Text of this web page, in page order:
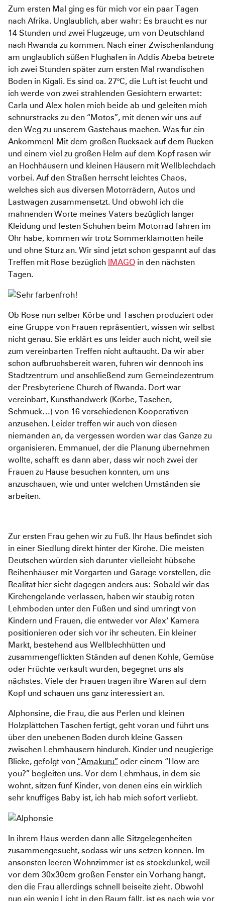
Pediatric Emergency Fund
Abgeschlossene Projekte
Transparenz
Jahresbericht
Partnerschaften
Zum ersten Mal ging es für mich vor ein paar Tagen
nach Afrika. Unglaublich, aber wahr: Es braucht es nur
14 Stunden und zwei Flugzeuge, um von Deutschland
nach Rwanda zu kommen. Nach einer Zwischenlandung
am unglaublich süßen Flughafen in Addis Abeba betrete
ich zwei Stunden später zum ersten Mal rwandischen
Boden in Kigali. Es sind ca. 27°C, die Luft ist feucht und
ich werde von zwei strahlenden Gesichtern erwartet:
Carla und Alex holen mich beide ab und geleiten mich
schnurstracks zu den “Motos”, mit denen wir uns auf
den Weg zu unserem Gästehaus machen. Was für ein
Ankommen! Mit dem großen Rucksack auf dem Rücken
und einem viel zu großen Helm auf dem Kopf rasen wir
an Hochhäusern und kleinen Häusern mit Wellblechdach
vorbei. Auf den Straßen herrscht leichtes Chaos,
welches sich aus diversen Motorrädern, Autos und
Lastwagen zusammensetzt. Und obwohl ich die
mahnenden Worte meines Vaters bezüglich langer
Kleidung und festen Schuhen beim Motorrad fahren im
Ohr habe, kommen wir trotz Sommerklamotten heile
und ohne Sturz an. Wir sind jetzt schon gespannt auf das
Treffen mit Rose bezüglich
IMAGO in den nächsten
Tagen.
Ob Rose nun selber Körbe und Taschen produziert oder
eine Gruppe von Frauen repräsentiert, wissen wir selbst
nicht genau. Sie erklärt es uns leider auch nicht, weil sie
zum vereinbarten Treffen nicht auftaucht. Da wir aber
schon aufbruchsbereit waren, fuhren wir dennoch ins
Stadtzentrum und anschließend zum Gemeindezentrum
der Presbyteriene Church of Rwanda. Dort war
vereinbart, Kunsthandwerk (Körbe, Taschen,
Schmuck…) von 16 verschiedenen Kooperativen
anzusehen. Leider treffen wir auch von diesen
niemanden an, da vergessen worden war das Ganze zu
organisieren. Emmanuel, der die Planung übernehmen
wollte, schafft es dann aber, dass wir noch zwei der
Frauen zu Hause besuchen konnten, um uns
anzuschauen, wie und unter welchen Umständen sie
arbeiten.
Zur ersten Frau gehen wir zu Fuß. Ihr Haus befindet sich
in einer Siedlung direkt hinter der Kirche. Die meisten
Deutschen würden sich darunter vielleicht hübsche
Reihenhäuser mit Vorgarten und Garage vorstellen, die
Realität hier sieht dagegen anders aus: Sobald wir das
Kirchengelände verlassen, haben wir staubig roten
Lehmboden unter den Füßen und sind umringt von
Kindern und Frauen, die entweder vor Alex‘ Kamera
positionieren oder sich vor ihr scheuten. Ein kleiner
Markt, bestehend aus Wellblechhütten und
zusammengeflickten Ständen auf denen Kohle, Gemüse
oder Früchte verkauft wurden, begegnet uns als
nächstes. Viele der Frauen tragen ihre Waren auf dem
Kopf und schauen uns ganz interessiert an.
Alphonsine, die Frau, die aus Perlen und kleinen
Holzplättchen Taschen fertigt, geht voran und führt uns
über den unebenen Boden durch kleine Gassen
zwischen Lehmhäusern hindurch. Kinder und neugierige
Blicke, gefolgt von “Amakuru” oder einem “How are
you?” begleiten uns. Vor dem Lehmhaus, in dem sie
wohnt, sitzen fünf Kinder, von denen eins ein wirklich
sehr knuffiges Baby ist, ich hab mich sofort verliebt.
In ihrem Haus werden dann alle Sitzgelegenheiten
zusammengesucht, sodass wir uns setzen können. Im
ansonsten leeren Wohnzimmer ist es stockdunkel, weil
vor dem 30x30cm großen Fenster ein Vorhang hängt,
den die Frau allerdings schnell beiseite zieht. Obwohl
nun ein wenig Licht in den Raum fällt, ist es nach wie vor